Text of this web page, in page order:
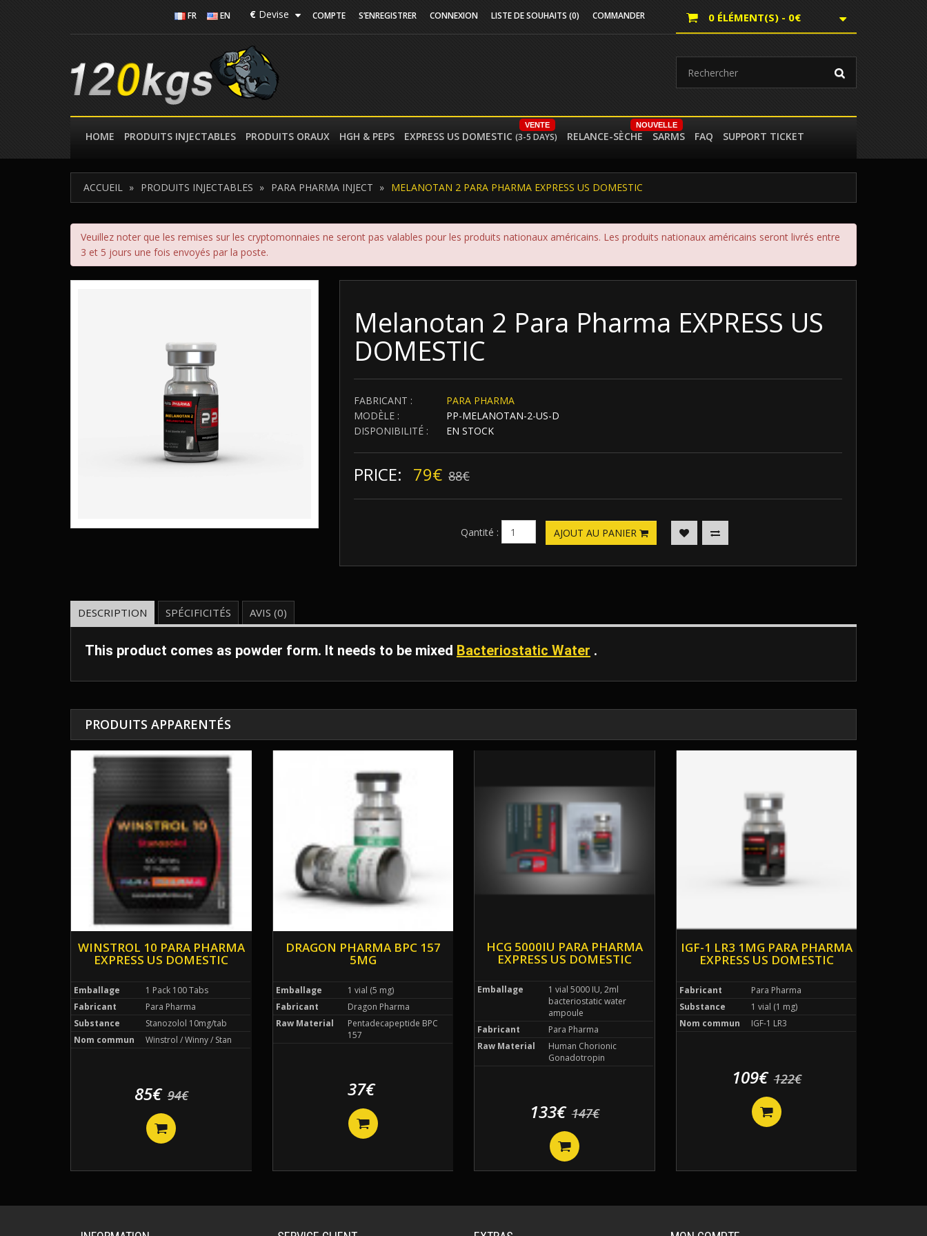
FR EN € Devise COMPTE S’ENREGISTRER CONNEXION LISTE DE SOUHAITS (0) COMMANDER 0 ÉLÉMENT(S) - 0€
HOME PRODUITS INJECTABLES PRODUITS ORAUX HGH & PEPS EXPRESS US DOMESTIC (3-5 DAYS)
VENTE
RELANCE-SÈCHE SARMS
NOUVELLE
FAQ SUPPORT TICKET
ACCUEIL PRODUITS INJECTABLES PARA PHARMA INJECT MELANOTAN 2 PARA PHARMA EXPRESS US DOMESTIC
Veuillez noter que les remises sur les cryptomonnaies ne seront pas valables pour les produits nationaux américains. Les produits nationaux américains seront livrés entre
3 et 5 jours une fois envoyés par la poste.
Melanotan 2 Para Pharma EXPRESS US
DOMESTIC
FABRICANT :
PARA PHARMA
MODÈLE :
PP-MELANOTAN-2-US-D
DISPONIBILITÉ :
EN STOCK
PRICE: 79€ 88€
Qantité : AJOUT AU PANIER
DESCRIPTION SPÉCIFICITÉS AVIS (0)
This product comes as powder form. It needs to be mixed Bacteriostatic Water .
PRODUITS APPARENTÉS
WINSTROL 10 PARA PHARMA
EXPRESS US DOMESTIC
Emballage
1 Pack 100 Tabs
Fabricant
Para Pharma
Substance
Stanozolol 10mg/tab
Nom commun
Winstrol / Winny / Stan
85€ 94€
DRAGON PHARMA BPC 157
5MG
Emballage
1 vial (5 mg)
Fabricant
Dragon Pharma
Raw Material
Pentadecapeptide BPC
157
37€
HCG 5000IU PARA PHARMA
EXPRESS US DOMESTIC
Emballage
1 vial 5000 IU, 2ml
bacteriostatic water
ampoule
Fabricant
Para Pharma
Raw Material
Human Chorionic
Gonadotropin
133€ 147€
IGF-1 LR3 1MG PARA PHARMA
EXPRESS US DOMESTIC
Fabricant
Para Pharma
Substance
1 vial (1 mg)
Nom commun
IGF-1 LR3
109€ 122€